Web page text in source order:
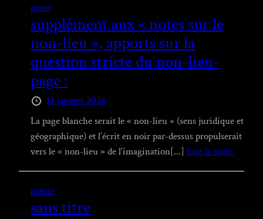
prose
supplément aux « notes sur le
non-lieu », apports sur la
question stricte du non-lieu-
page :
13 janvier 2026
La page blanche serait le « non-lieu » (sens juridique et
géographique) et l’écrit en noir par-dessus propulserait
vers le « non-lieu » de l’imagination[...] Lire la suite.
poésie
sans titre